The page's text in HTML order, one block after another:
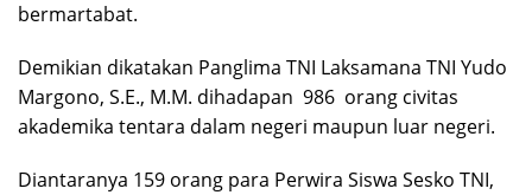
bermartabat.
Demikian dikatakan Panglima TNI Laksamana TNI Yudo
Margono, S.E., M.M. dihadapan 986 orang civitas
akademika tentara dalam negeri maupun luar negeri.
Diantaranya 159 orang para Perwira Siswa Sesko TNI,